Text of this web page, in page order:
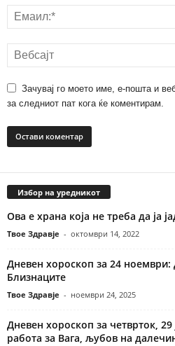
Зачувај го моето име, е-пошта и
за следниот пат кога ќе коментирам.
Избор на уредникот
Ова е храна која не треба да ја
Твое Здравје - октомври 14, 2022
Дневен хороскоп за 24 ноември:
Близнаците
Твое Здравје - ноември 24, 2025
Дневен хороскоп за четврток,
работа за Вага, љубов на